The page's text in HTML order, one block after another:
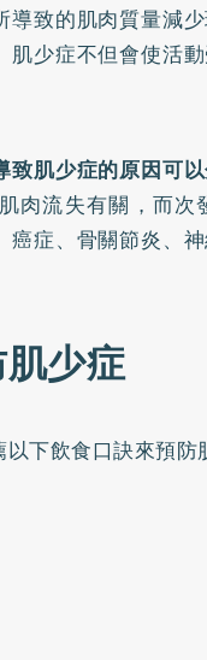
導致的肌肉質量減
少症不但會使活
肌少症的原因可
肉流失有關，而
癌症、骨關節炎、
少症
下飲食口訣來預防